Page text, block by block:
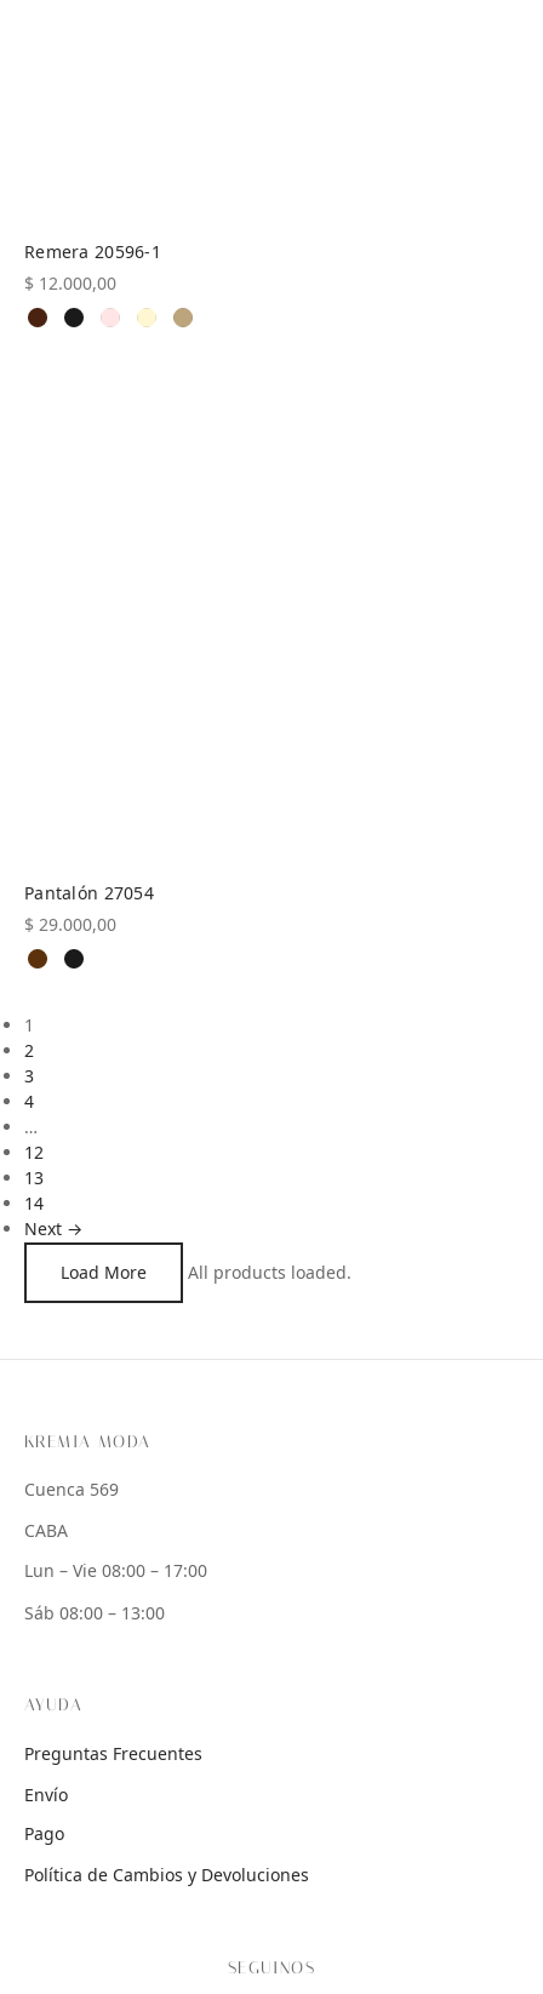
Remera 20596-1
$ 12.000,00
Pantalón 27054
$ 29.000,00
1
2
3
4
…
12
13
14
Next →
Load More
All products loaded.
KREMIA MODA
Cuenca 569
CABA
Lun – Vie 08:00 – 17:00
Sáb 08:00 – 13:00
AYUDA
Preguntas Frecuentes
Envío
Pago
Política de Cambios y Devoluciones
SEGUINOS